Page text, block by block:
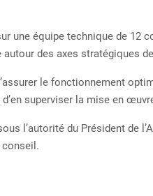
une équipe technique de 12
autour des axes stratégiques
le fonctionnement
superviser la mise en
l’autorité du Président de
conseil.